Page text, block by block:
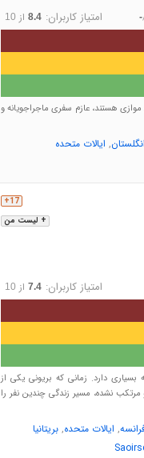
- امتیاز کاربران: 8.4 از 10
هستند، عازم سفری ماجراجویانه و
انگلستان, ایالات متحده
+ لیست من
17+
امتیاز کاربران: 7.4 از 10
دارد. زمانی که بریونی یکی از
نشده، مسیر زندگی چندین نفر را
, ایالات متحده, بریتانیا